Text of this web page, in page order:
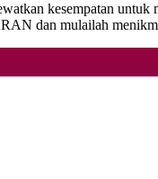
kesempatan
dan mulailah